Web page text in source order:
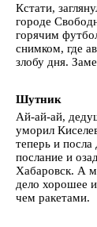
Кстати,
городе
горячим
снимком, где
злобу дня.
Шутник
Ай-ай-ай,
уморил
теперь и
послание и
Хабаровск. А
дело хорошее
чем ракетами.